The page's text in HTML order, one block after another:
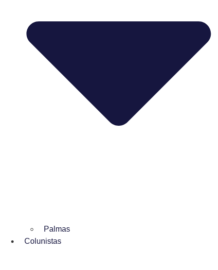
Palmas
Colunistas